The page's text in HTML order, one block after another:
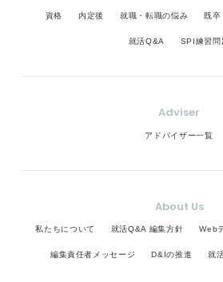
資格 内定後 就職・転職の悩み 既卒
就活Q&A SPI練習問
Adviser
アドバイザー一覧
About Us
私たちについて 就活Q&A 編集方針 Web
編集責任者メッセージ D&Iの推進 就